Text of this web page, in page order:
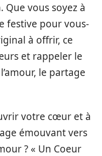
Que vous soyez à
festive pour vous-
à offrir, ce
et rappeler le
le partage
votre cœur et à
émouvant vers
? « Un Coeur